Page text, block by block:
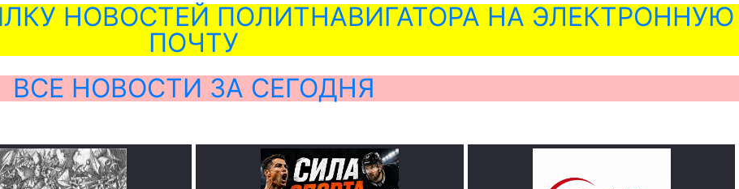
НОВОСТЕЙ ПОЛИТНАВИГАТОРА НА ЭЛЕКТРОННУЮ
ПОЧТУ
ВСЕ НОВОСТИ ЗА СЕГОДНЯ